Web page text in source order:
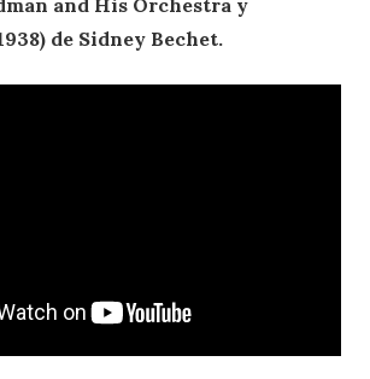
and His Orchestra y
de Sidney Bechet.